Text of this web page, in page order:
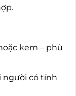
kem – phù
người có tính